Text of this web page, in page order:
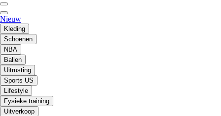
Nieuw
Kleding
Schoenen
NBA
Ballen
Uitrusting
Sports US
Lifestyle
Fysieke training
Uitverkoop